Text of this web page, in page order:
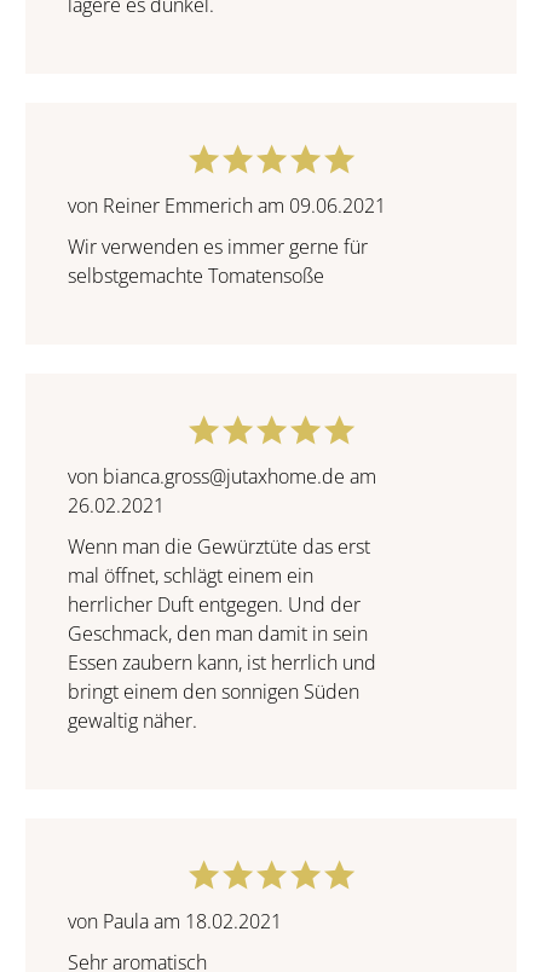
von Reiner Emmerich am 09.06.2021
Wir verwenden es immer gerne für
selbstgemachte Tomatensoße
von bianca.gross@jutaxhome.de am
26.02.2021
Wenn man die Gewürztüte das erst
mal öffnet, schlägt einem ein
herrlicher Duft entgegen. Und der
Geschmack, den man damit in sein
Essen zaubern kann, ist herrlich und
bringt einem den sonnigen Süden
gewaltig näher.
von Paula am 18.02.2021
Sehr aromatisch